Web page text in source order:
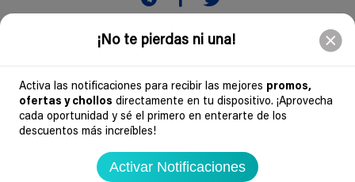
¡No te pierdas ni una!
Activa las notificaciones para recibir las mejores promos,
ofertas y chollos directamente en tu dispositivo. ¡Aprovecha
cada oportunidad y sé el primero en enterarte de los
descuentos más increíbles!
Activar Notificaciones
Suscribir
Comunidad
Soydechollos 2026 - Todos los derechos reservados